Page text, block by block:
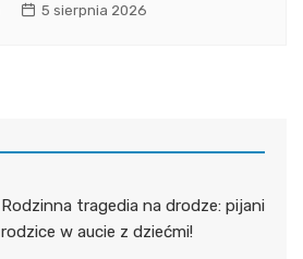
5 sierpnia 2026
Rodzinna tragedia na drodze: pijani
rodzice w aucie z dziećmi!